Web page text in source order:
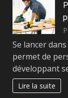
Se lancer
permet de
développant
Lire la suite